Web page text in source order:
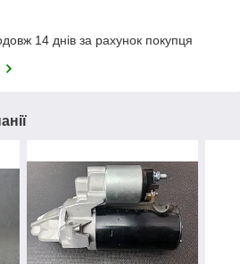
14 днів за рахунок покупця